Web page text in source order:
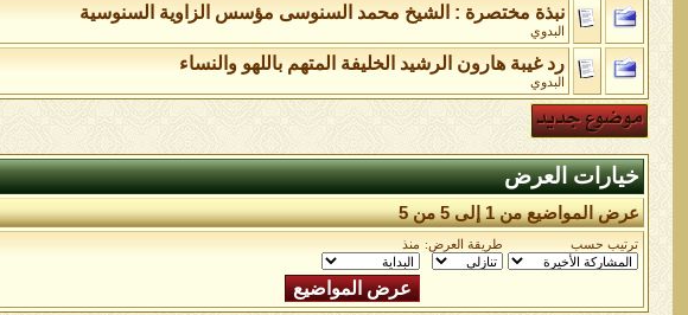
نبذة مختصرة : الشيخ محمد السنوسى مؤسس الزاوية السنوسية
البدوي
رد غيبة هارون الرشيد الخليفة المتهم باللهو والنساء
البدوي
خيارات العرض
عرض المواضيع من 1 إلى 5 من 5
ترتيب حسب طريقة العرض: منذ